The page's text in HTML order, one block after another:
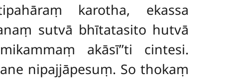
karotha, ekassa
sutvā bhītatasito hutvā
akāsī’’ti cintesi.
nipajjāpesuṃ. So thokaṃ